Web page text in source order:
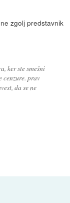
zgolj predstavnik
ker ste smešni
cenzure. prav
da se ne